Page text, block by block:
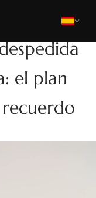
el plan